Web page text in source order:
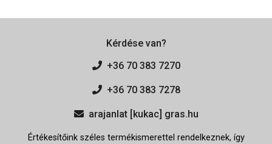
Kérdése van?
+36 70 383 7270
+36 70 383 7278
arajanlat [kukac] gras.hu
Értékesítőink széles termékismerettel rendelkeznek, így